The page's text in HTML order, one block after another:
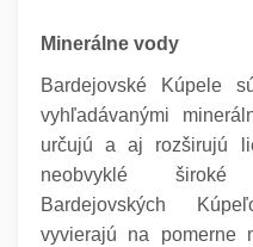
Minerálne vody
Bardejovské Kúpele
vyhľadávanými
určujú a aj rozširujú
neobvyklé široké
Bardejovských
vyvierajú na pomerne